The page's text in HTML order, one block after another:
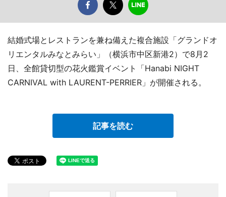
結婚式場とレストランを兼ね備えた複合施設「グランドオ
リエンタルみなとみらい」（横浜市中区新港2）で8月2
日、全館貸切型の花火鑑賞イベント「Hanabi NIGHT
CARNIVAL with LAURENT-PERRIER」が開催される。
記事を読む